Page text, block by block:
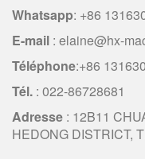
Whatsapp: +86
E-mail : elaine@hx-
Téléphone:+86
Tél. : 022-86728681
Adresse : 12B11
HEDONG DISTRICT,